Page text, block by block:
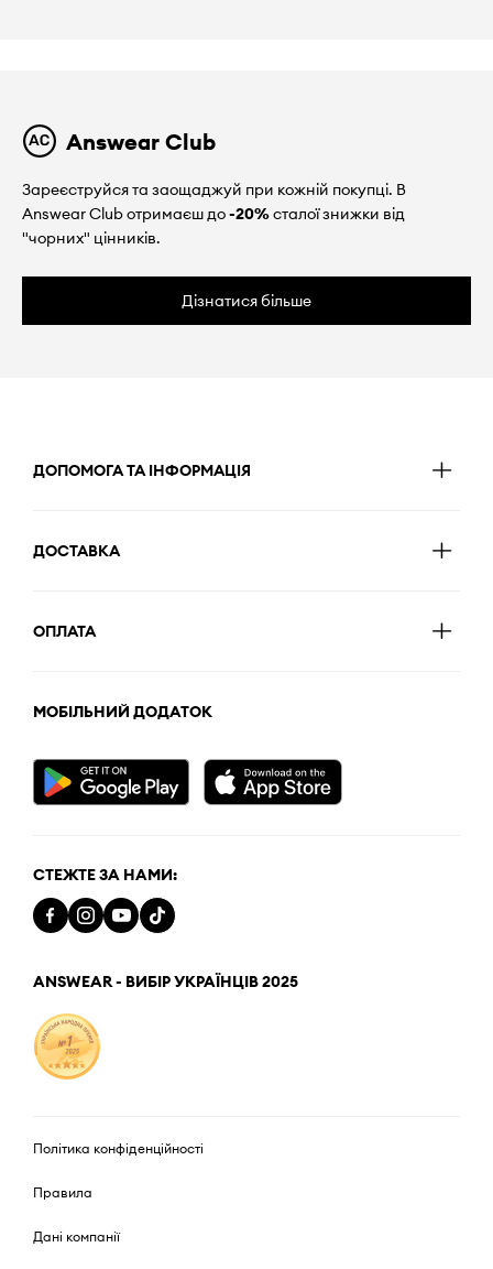
Answear Club
Зареєструйся та заощаджуй при кожній покупці. В
Answear Club отримаєш до-20%сталої знижки від
"чорних" цінників.
Дізнатися більше
ДОПОМОГА ТА ІНФОРМАЦІЯ
ДОСТАВКА
ОПЛАТА
МОБІЛЬНИЙ ДОДАТОК
СТЕЖТЕ ЗА НАМИ:
ANSWEAR - ВИБІР УКРАЇНЦІВ 2025
Політика конфіденційності
Правила
Дані компанії